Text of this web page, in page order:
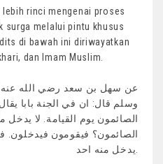
rinci mengenai proses
surga melalui pintu khusus
di bawah ini diriwayatkan
dan Imam Muslim.
عن سهل بن سعد رضي الله عنه
وسلم قال: ان في الجنة بابا
الصائمون يوم القيامة. لا يدخل
الصائمون؟ فيقومون فيدخلون.
يدخل منه احد.